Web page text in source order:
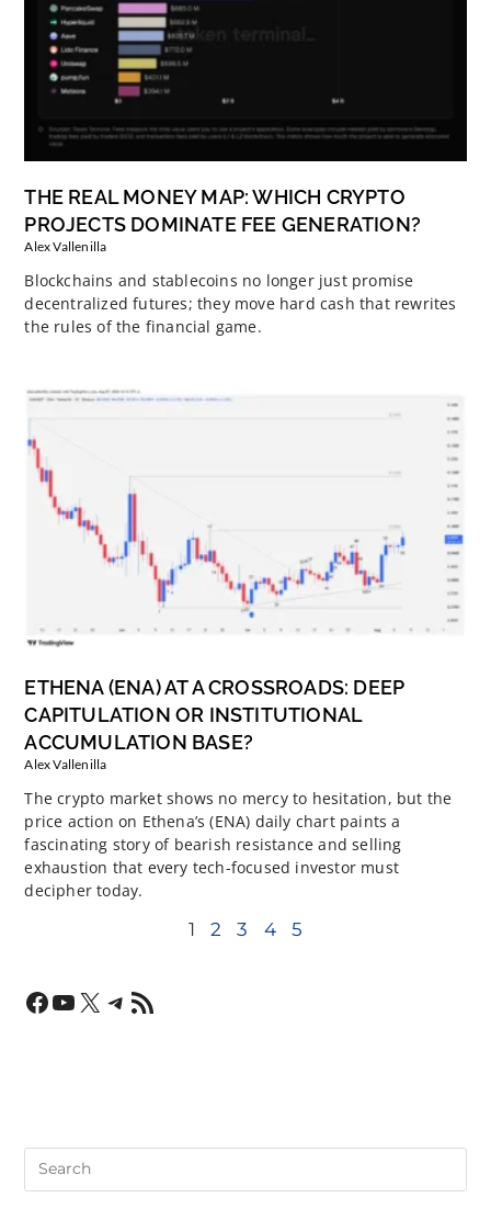
THE REAL MONEY MAP: WHICH CRYPTO
PROJECTS DOMINATE FEE GENERATION?
Alex Vallenilla
Blockchains and stablecoins no longer just promise
decentralized futures; they move hard cash that rewrites
the rules of the financial game.
ETHENA (ENA) AT A CROSSROADS: DEEP
CAPITULATION OR INSTITUTIONAL
ACCUMULATION BASE?
Alex Vallenilla
The crypto market shows no mercy to hesitation, but the
price action on Ethena’s (ENA) daily chart paints a
fascinating story of bearish resistance and selling
exhaustion that every tech-focused investor must
decipher today.
1 2 3 4 5